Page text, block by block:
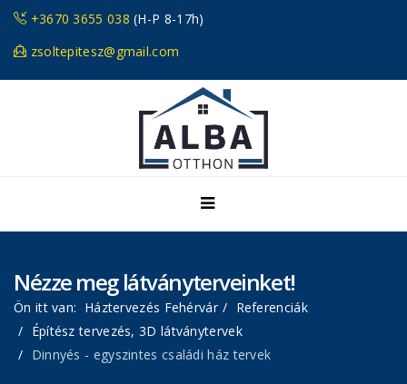
+3670 3655 038 (H-P 8-17h)
zsoltepitesz@gmail.com
Nézze meg látványterveinket!
Ön itt van: Háztervezés Fehérvár
Referenciák
Építész tervezés, 3D látványtervek
Dinnyés - egyszintes családi ház tervek